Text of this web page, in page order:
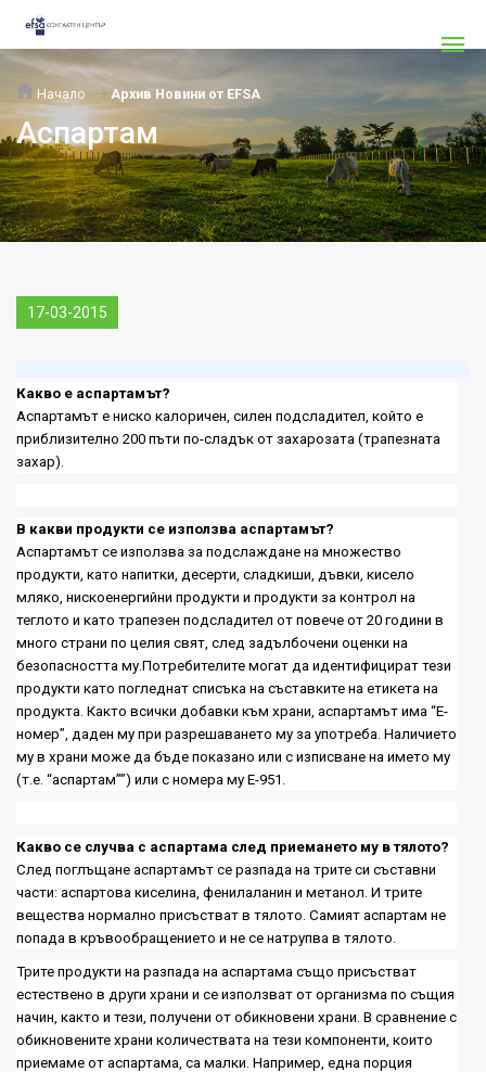
Начало Архив Новини от EFSA
Аспартам
17-03-2015
Какво е аспартамът?
Аспартамът е ниско калоричен, силен подсладител, който е
приблизително 200 пъти по-сладък от захарозата (трапезната
захар).
В какви продукти се използва аспартамът?
Аспартамът се използва за подслаждане на множество
продукти, като напитки, десерти, сладкиши, дъвки, кисело
мляко, нискоенергийни продукти и продукти за контрол на
теглото и като трапезен подсладител от повече от 20 години в
много страни по целия свят, след задълбочени оценки на
безопасността му. Потребителите могат да идентифицират тези
продукти като погледнат списъка на съставките на етикета на
продукта. Както всички добавки към храни, аспартамът има “Е-
номер”, даден му при разрешаването му за употреба. Наличието
му в храни може да бъде показано или с изписване на името му
(т.е. “аспартам””) или с номера му E-951.
Какво се случва с аспартама след приемането му в тялото?
След поглъщане аспартамът се разпада на трите си съставни
части: аспартова киселина, фенилаланин и метанол. И трите
вещества нормално присъстват в тялото. Самият аспартам не
попада в кръвообращението и не се натрупва в тялото.
Трите продукти на разпада на аспартама също присъстват
естествено в други храни и се използват от организма по същия
начин, както и тези, получени от обикновени храни. В сравнение с
обикновените храни количествата на тези компоненти, които
приемаме от аспартама, са малки Например, една порция